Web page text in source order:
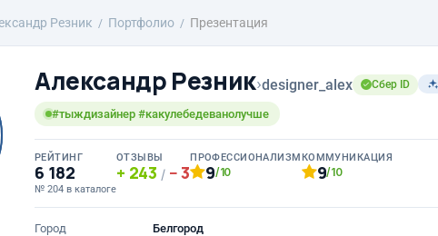
Резник Портфолио Презентация
Александр Резник›designer_alex Сбер ID
#тыждизайнер #какулебедеванолучше
РЕЙТИНГ
6 182
№ 204 в каталоге
ОТЗЫВЫ
243 / 3
ПРОФЕССИОНАЛИЗМ
9/10
КОММУНИКАЦИЯ
9/10
Город
Белгород